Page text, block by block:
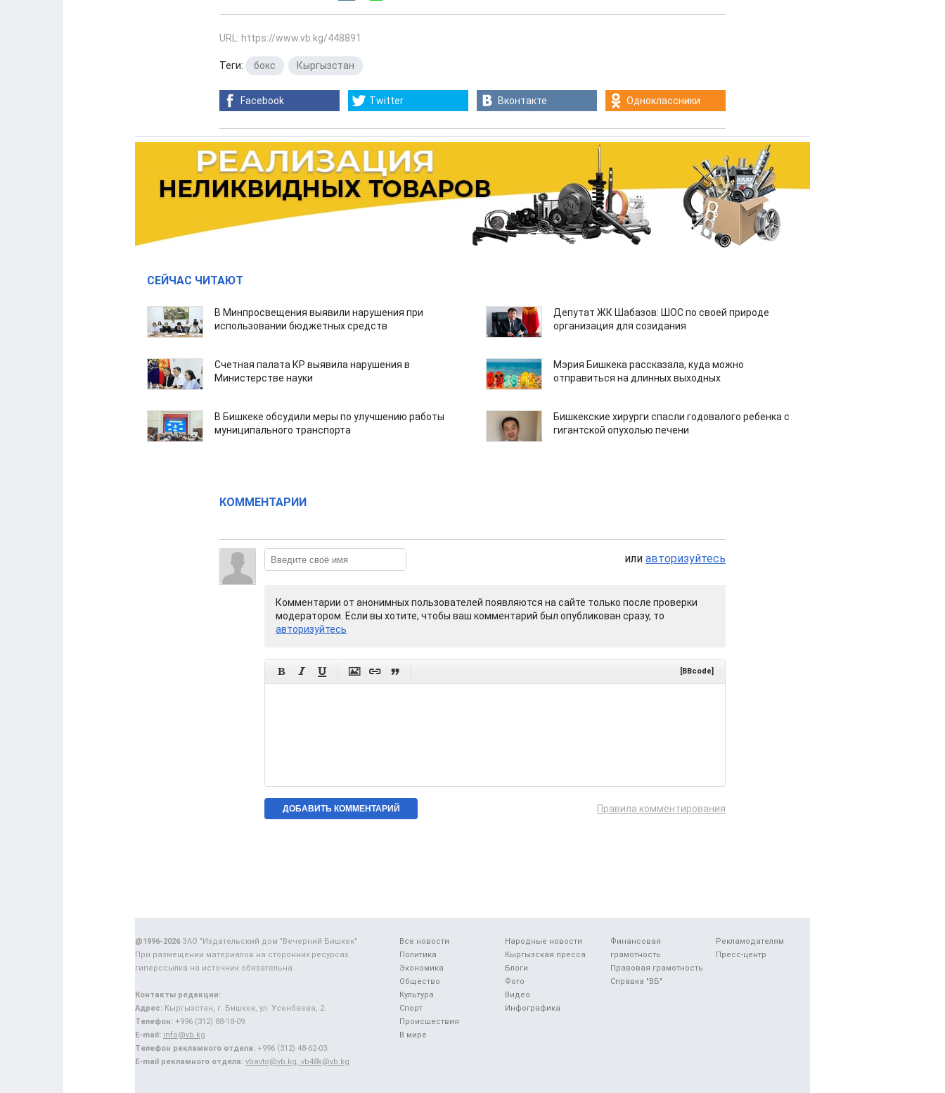
URL: https://www.vb.kg/448891
Теги: бокс Кыргызстан
Facebook Twitter Вконтакте Одноклассники
СЕЙЧАС ЧИТАЮТ
В Минпросвещения выявили нарушения при
использовании бюджетных средств
Депутат ЖК Шабазов: ШОС по своей природе
организация для созидания
Счетная палата КР выявила нарушения в
Министерстве науки
Мэрия Бишкека рассказала, куда можно
отправиться на длинных выходных
В Бишкеке обсудили меры по улучшению работы
муниципального транспорта
Бишкекские хирурги спасли годовалого ребенка с
гигантской опухолью печени
КОММЕНТАРИИ
или авторизуйтесь
Комментарии от анонимных пользователей появляются на сайте только после проверки
модератором. Если вы хотите, чтобы ваш комментарий был опубликован сразу, то
авторизуйтесь
      [BBcode]
Правила комментирования
Все новости
Политика
Экономика
Общество
Культура
Спорт
Происшествия
В мире
Народные новости
Кыргызская пресса
Блоги
Фото
Видео
Инфографика
Финансовая
грамотность
Правовая грамотность
Справка "ВБ"
Рекламодателям
Пресс-центр
@1996-2026ЗАО "Издательский дом "Вечерний Бишкек"
При размещении материалов на сторонних ресурсах
гиперссылка на источник обязательна.
Контакты редакции:
Адрес: Кыргызстан, г. Бишкек, ул. Усенбаева, 2.
Телефон: +996 (312) 88-18-09.
E-mail: info@vb.kg
Телефон рекламного отдела: +996 (312) 48-62-03.
E-mail рекламного отдела: vbavto@vb.kg, vb48k@vb.kg